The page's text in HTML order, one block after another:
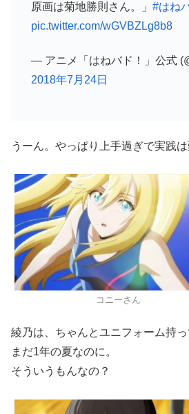
原画は菊地勝則さん。」 #はね
pic.twitter.com/wGVBZLg8b8
— アニメ「はねバド！」公式
2018年7月24日
うーん。やっぱり上手過ぎで実践
コニーさん
綾乃は、ちゃんとユニフォーム持っ
まだ1年の夏なのに。
そういうもんなの？